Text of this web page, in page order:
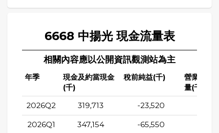
6668 中揚光 現金流量表
相關內容應以公開資訊觀測站為主
年季
現金及約當現金
(千)
稅前純益(千)
營業活動
量(千)
2026Q2 319,713 -23,520
2026Q1 347,154 -65,550